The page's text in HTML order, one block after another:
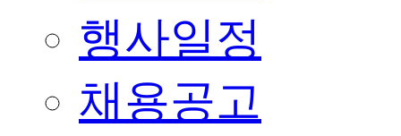
행사일정
채용공고